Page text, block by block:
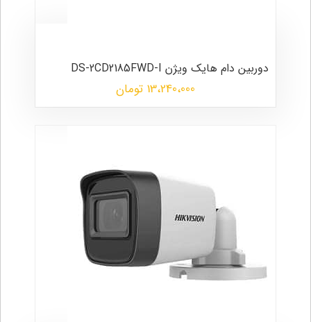
دوربین دام هایک ویژن DS-2CD2185FWD-I
13،240،000 تومان